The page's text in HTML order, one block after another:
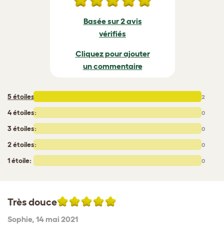
Basée sur 2 avis
vérifiés
Cliquez pour ajouter
un commentaire
5 étoiles 2
4 étoiles: 0
3 étoiles: 0
2 étoiles: 0
1 étoile: 0
Très douce
Sophie, 14 mai 2021